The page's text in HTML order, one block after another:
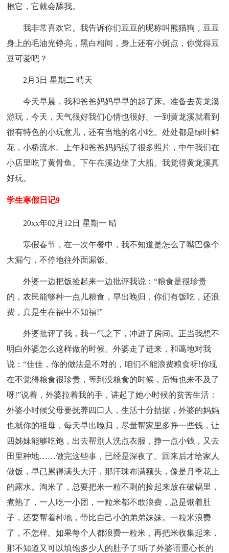
抱它，它就会舔我。
我非常喜欢它。我告诉你们豆豆的昵称叫熊猫狗，豆豆
身上的毛油光铮亮，黑白相间，身上还有小斑点，你觉得豆
豆可爱吧？
2月3日 星期二 晴天
今天早晨，我和爸爸妈妈早早的起了床。准备去黄龙溪
游玩，今天，天气很好我们心情也很好。一到黄龙溪就看到
很有特色的小玩意儿，还有当地的名小吃。处处都是绿叶鲜
花，小桥流水。上午和爸爸妈妈照了很多照片，中午我们在
小店里吃了黄骨鱼。下午在溪边坐了大船。我觉得黄龙溪真
好玩。
学生寒假日记9
20xx年02月12日 星期一 晴
寒假春节，在一次午餐中，我不知道是怎么了嘴巴像个
大漏勺，不停地往外面漏饭。
外婆一边把饭捡起来一边批评我说：“粮食是很珍贵
的，农民能够种一点儿粮食，早出晚归，你们有饭吃，还浪
费，真是生在福中不知福!”
外婆批评了我，我一气之下，冲进了房间。正当我想不
明白外婆怎么这样做的时候。外婆走了进来，和蔼地对我
说：“佳佳，你的做法是不对的，咱们不能浪费粮食呀!你现
在不觉得粮食很珍贵，等到没粮食的时候，后悔也来不及了
呀!”说着，外婆拉着我的手，讲起了她小时候的贫苦生活：
外婆小时候父母要抚养四口人，生活十分拮据，外婆的妈妈
也就你的祖母，每天早出晚归，尽量帮家里多挣一些钱，让
四姊妹能够吃饱，出去帮别人洗点衣服，挣一点小钱，又去
田里种地……做完这些事，已经是深夜了。回来后才给家人
做饭，早已累得满头大汗，那汗珠布满额头，像是月季花上
的露水。淘米了，总要把米一粒不剩的捡起来放在破锅里，
煮熟了，一人吃一小团，一粒米都不敢浪费，总是饿着肚
子，还要帮着种地，带比自己小的弟弟妹妹。一粒米浪费
了，不怎样。如果每个人都浪费一粒米，再把米收集起来，
那不知道又可以填饱多少人的肚子了!听了外婆语重心长的